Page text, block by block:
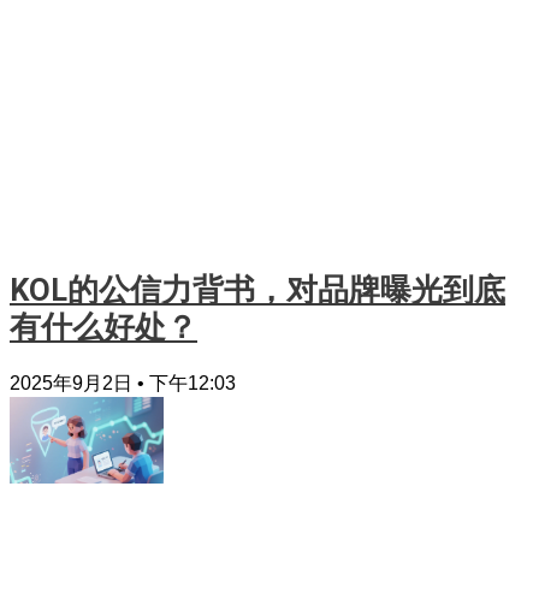
KOL的公信力背书，对品牌曝光到底
有什么好处？
2025年9月2日 下午12:03